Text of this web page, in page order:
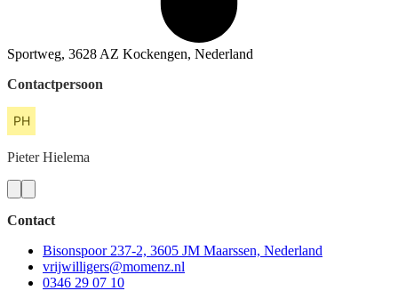
Sportweg, 3628 AZ Kockengen, Nederland
Contactpersoon
Pieter Hielema
Contact
Bisonspoor 237-2, 3605 JM Maarssen, Nederland
vrijwilligers@momenz.nl
0346 29 07 10